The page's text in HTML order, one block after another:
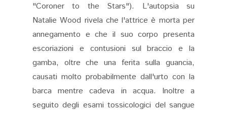
"Coroner to the Stars"). L'autopsia su
Natalie Wood rivela che l'attrice è morta per
annegamento e che il suo corpo presenta
escoriazioni e contusioni sul braccio e la
gamba, oltre che una ferita sulla guancia,
causati molto probabilmente dall'urto con la
barca mentre cadeva in acqua. Inoltre a
seguito degli esami tossicologici del sangue